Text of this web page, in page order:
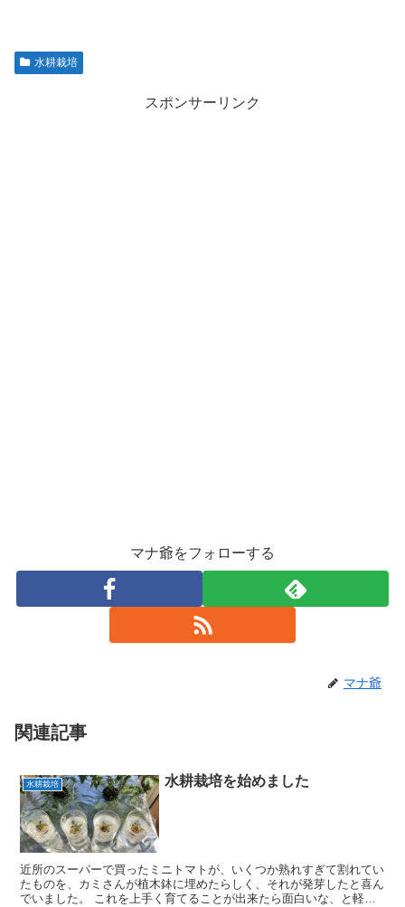
水耕栽培
スポンサーリンク
マナ爺をフォローする
マナ爺
関連記事
水耕栽培 水耕栽培を始めました
近所のスーパーで買ったミニトマトが、いくつか熟れすぎて割れてい
たものを、カミさんが植木鉢に埋めたらしく、それが発芽したと喜ん
でいました。 これを上手く育てることが出来たら面白いな、と軽い